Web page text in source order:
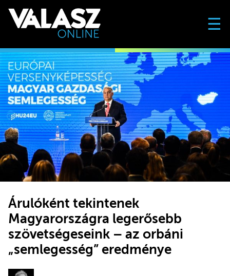
☰
Árulóként tekintenek
Magyarországra legerősebb
szövetségeseink – az orbáni
„semlegesség” eredménye